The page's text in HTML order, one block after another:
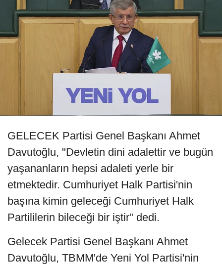
GELECEK Partisi Genel Başkanı Ahmet
Davutoğlu, "Devletin dini adalettir ve bugün
yaşananların hepsi adaleti yerle bir
etmektedir. Cumhuriyet Halk Partisi'nin
başına kimin geleceği Cumhuriyet Halk
Partililerin bileceği bir iştir" dedi.
Gelecek Partisi Genel Başkanı Ahmet
Davutoğlu, TBMM'de Yeni Yol Partisi'nin